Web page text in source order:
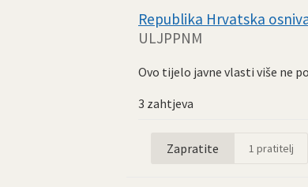
Republika Hrvatska
ULJPPNM
Ovo tijelo javne vlasti više ne
3 zahtjeva
Zapratite 1 pratitelj